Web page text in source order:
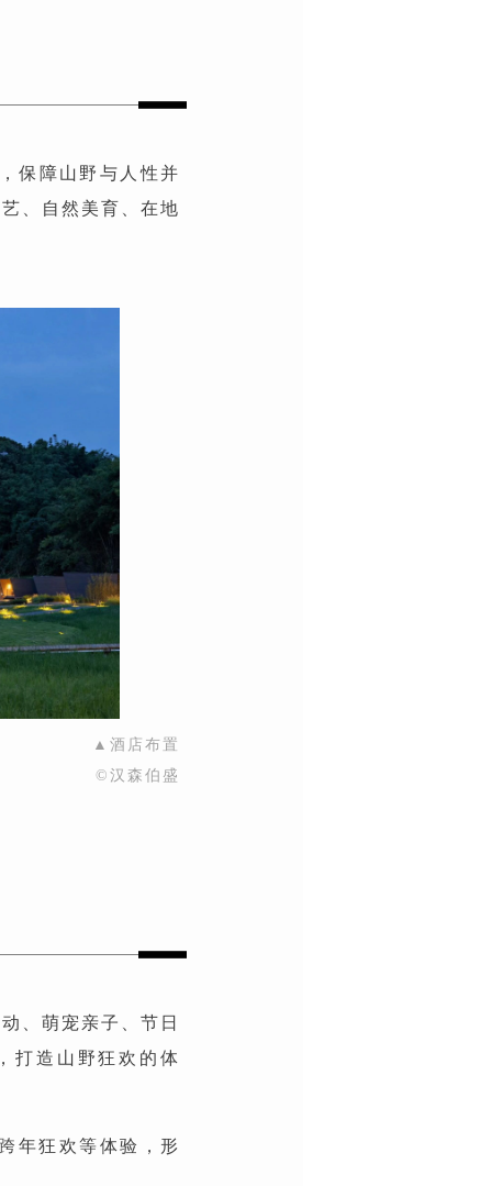
保障山野与人性并
、自然美育、在地
▲酒店布置
©汉森伯盛
、萌宠亲子、节日
打造山野狂欢的体
年狂欢等体验，形